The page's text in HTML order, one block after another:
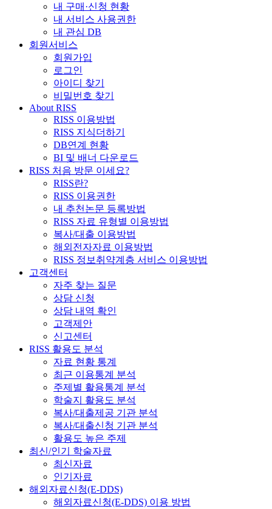
내 구매·신청 현황
내 서비스 사용권한
내 관심 DB
회원서비스
회원가입
로그인
아이디 찾기
비밀번호 찾기
About RISS
RISS 이용방법
RISS 지식더하기
DB연계 현황
BI 및 배너 다운로드
RISS 처음 방문 이세요?
RISS란?
RISS 이용권한
내 추천논문 등록방법
RISS 자료 유형별 이용방법
복사/대출 이용방법
해외전자자료 이용방법
RISS 정보취약계층 서비스 이용방법
고객센터
자주 찾는 질문
상담 신청
상담 내역 확인
고객제안
신고센터
RISS 활용도 분석
자료 현황 통계
최근 이용통계 분석
주제별 활용통계 분석
학술지 활용도 분석
복사/대출제공 기관 분석
복사/대출신청 기관 분석
활용도 높은 주제
최신/인기 학술자료
최신자료
인기자료
해외자료신청(E-DDS)
해외자료신청(E-DDS) 이용 방법